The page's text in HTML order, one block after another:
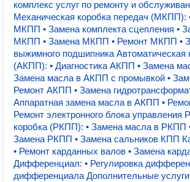
комплекс услуг по ремонту и
Механическая коробка передач (МКПП):
МКПП • Замена комплекта сцепления •
МКПП • Замена МКПП • Ремонт МКПП •
выжимного подшипника Автоматическая
(АКПП): • Диагностика АКПП • Замена
Замена масла в АКПП с промывкой •
Ремонт АКПП • Замена
Аппаратная замена масла в АКПП •
Ремонт электронного блока управления
коробка (РКПП): • Замена масла в РКПП
Замена РКПП • Замена сальников КПП
• Ремонт карданных валов • Замена
Дифференциал: • Регулировка
дифференциала Дополнительные